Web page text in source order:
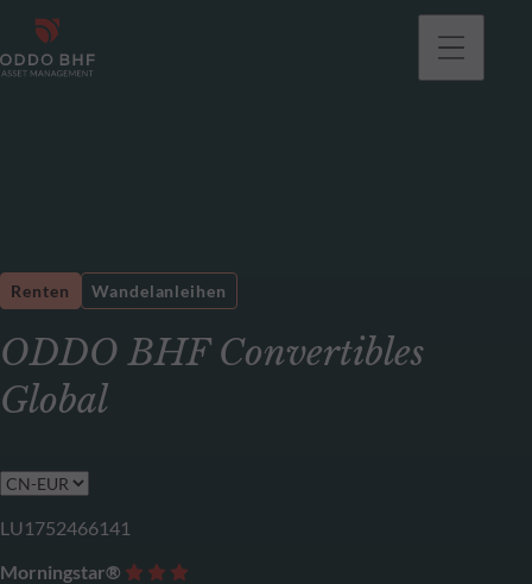
ODDO BHF Convertibles
Global
Renten Wandelanleihen
LU1752466141
Morningstar®